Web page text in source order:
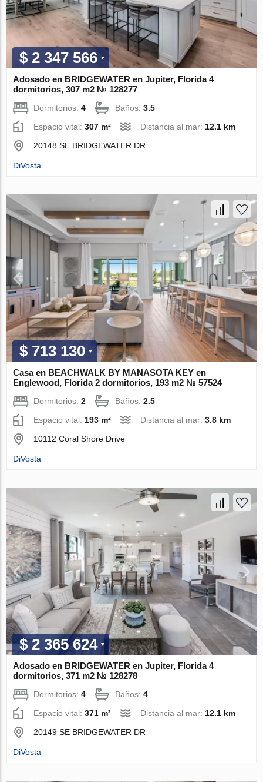
$ 2 347 566
Adosado en BRIDGEWATER en Jupiter, Florida 4
dormitorios, 307 m2 № 128277
Dormitorios:4 Baños:3.5
Espacio vital:307 m² Distancia al mar: 12.1 km
20148 SE BRIDGEWATER DR
DiVosta
$ 713 130
Casa en BEACHWALK BY MANASOTA KEY en
Englewood, Florida 2 dormitorios, 193 m2 № 57524
Dormitorios:2 Baños:2.5
Espacio vital: 193 m² Distancia al mar:3.8 km
10112 Coral Shore Drive
DiVosta
$ 2 365 624
Adosado en BRIDGEWATER en Jupiter, Florida 4
dormitorios, 371 m2 № 128278
Dormitorios:4 Baños:4
Espacio vital:371 m² Distancia al mar: 12.1 km
20149 SE BRIDGEWATER DR
DiVosta